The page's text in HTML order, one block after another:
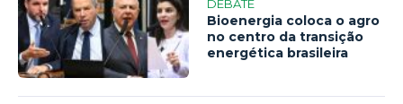
DEBATE
Bioenergia coloca o agro
no centro da transição
energética brasileira